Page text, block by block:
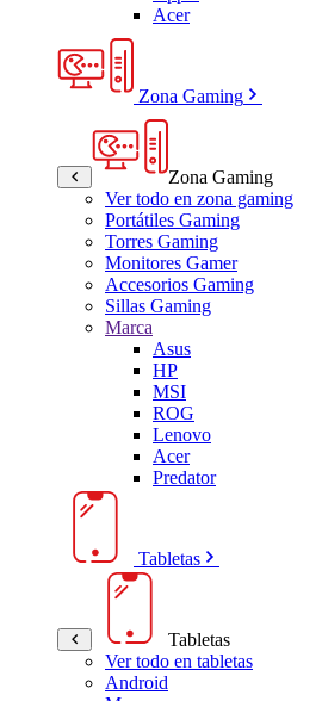
Acer
Zona Gaming
Zona Gaming
Ver todo en zona gaming
Portátiles Gaming
Torres Gaming
Monitores Gamer
Accesorios Gaming
Sillas Gaming
Marca
Asus
HP
MSI
ROG
Lenovo
Acer
Predator
Tabletas
Tabletas
Ver todo en tabletas
Android